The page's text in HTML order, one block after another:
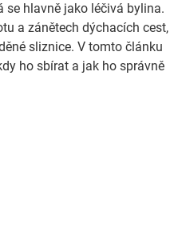
se hlavně jako léčivá bylina.
a zánětech dýchacích cest,
sliznice. V tomto článku
ho sbírat a jak ho správně